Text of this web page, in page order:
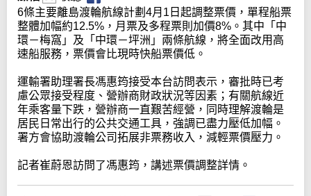
6條主要離島渡輪航線計劃4月1日起調整票價，單程船票
整體加幅約12.5%，月票及多程票則加價8%。其中「中
環－梅窩」及「中環－坪洲」兩條航線，將全面改用高
速船服務，票價會比現時快船票價低。
運輸署助理署長馮惠筠接受本台訪問表示，審批時已考
慮公眾接受程度、營辦商財政狀況等因素；有關航線近
年乘客量下跌，營辦商一直艱苦經營，同時理解渡輪是
居民日常出行的公共交通工具，強調已盡力壓低加幅。
署方會協助渡輪公司拓展非票務收入，減輕票價壓力。
記者崔蔚恩訪問了馮惠筠，講述票價調整詳情。